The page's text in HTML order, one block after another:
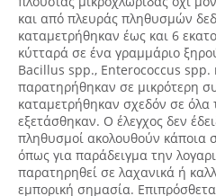
και από πλευράς πληθυσμών
καταμετρήθηκαν έως και 6
κύτταρά σε ένα γραμμάριο
Bacillus spp., Enterococcus spp.
παρατηρήθηκαν σε μικρότερη
καταμετρήθηκαν σχεδόν σε όλα
εξετάσθηκαν. Ο έλεγχος δεν
πληθυσμοί ακολουθούν κάποια
όπως για παράδειγμα την
παρατηρηθεί σε λαχανικά ή
εμπορική σημασία.